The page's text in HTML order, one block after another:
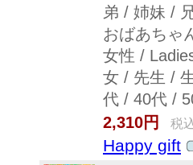
弟 / 姉妹 /
おばあちゃ
女性 /
女 / 先生 /
代 / 40代 /
2,310円
税
Happy gift